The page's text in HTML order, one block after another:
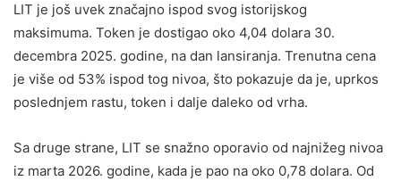
LIT je još uvek značajno ispod svog istorijskog
maksimuma. Token je dostigao oko 4,04 dolara 30.
decembra 2025. godine, na dan lansiranja. Trenutna cena
je više od 53% ispod tog nivoa, što pokazuje da je, uprkos
poslednjem rastu, token i dalje daleko od vrha.
Sa druge strane, LIT se snažno oporavio od najnižeg nivoa
iz marta 2026. godine, kada je pao na oko 0,78 dolara. Od